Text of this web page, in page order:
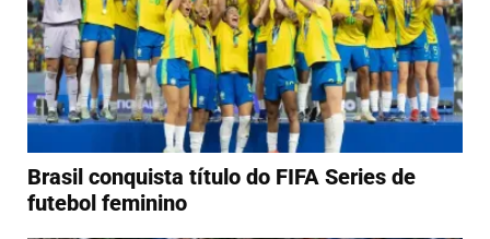
Brasil conquista título do FIFA Series de
futebol feminino